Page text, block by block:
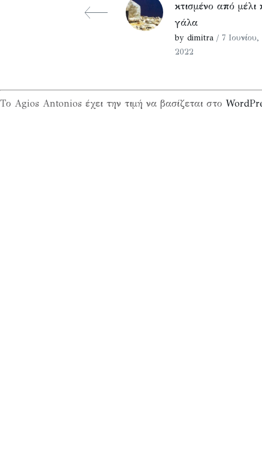
κτισμένο από μέλι
γάλα
by dimitra / 7 Ιουνίου,
2022
Το Agios Antonios έχει την τιμή να βασίζεται στο